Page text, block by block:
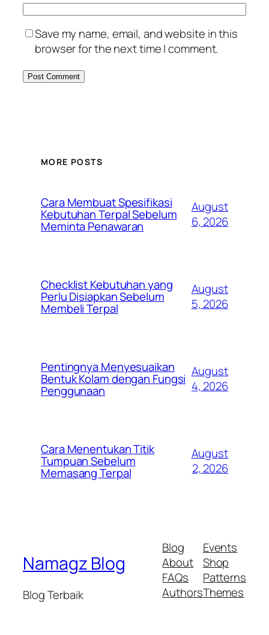
Save my name, email, and website in this
browser for the next time I comment.
MORE POSTS
Cara Membuat Spesifikasi
Kebutuhan Terpal Sebelum
Meminta Penawaran
August
6, 2026
Checklist Kebutuhan yang
Perlu Disiapkan Sebelum
Membeli Terpal
August
5, 2026
Pentingnya Menyesuaikan
Bentuk Kolam dengan Fungsi
Penggunaan
August
4, 2026
Cara Menentukan Titik
Tumpuan Sebelum
Memasang Terpal
August
2, 2026
Namagz Blog
Blog Terbaik
Blog
About
FAQs
Authors
Events
Shop
Patterns
Themes